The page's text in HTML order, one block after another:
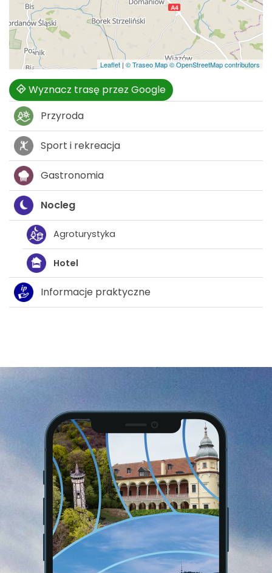
Leaflet | © Traseo Map© OpenStreetMap contributors
Wyznacz trasę przez Google
Przyroda
Sport i rekreacja
Gastronomia
Nocleg
Agroturystyka
Hotel
Informacje praktyczne